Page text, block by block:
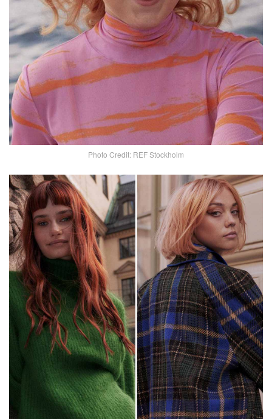
Photo Credit: REF Stockholm